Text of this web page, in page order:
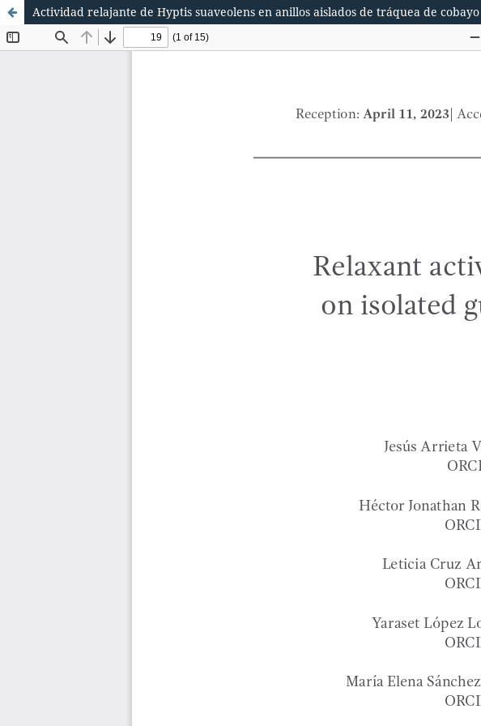
Actividad relajante de Hyptis suaveolens en anillos aislados de tráquea de cobayo